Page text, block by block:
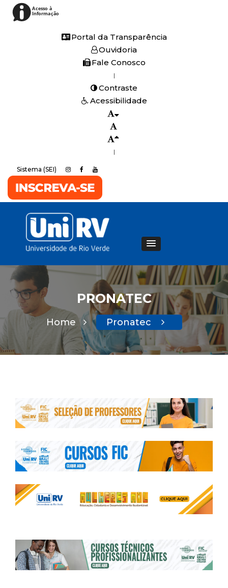
Acesso à
Informação
Portal da Transparência
Ouvidoria
Fale Conosco
|
Contraste
Acessibilidade
|
Sistema (SEI)
PRONATEC
Home Pronatec